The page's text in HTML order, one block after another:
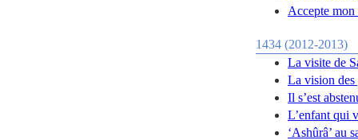
Accepte
1434 (2012-2013)
La visite de
La vision des
Il s’est
L’enfant qui
‘Ashûrâ’ au